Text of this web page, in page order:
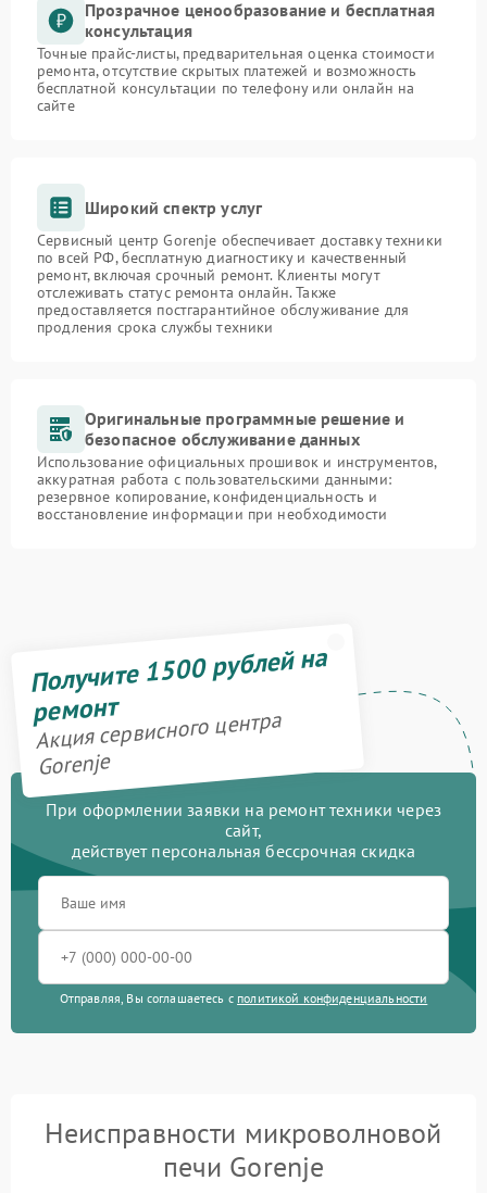
Прозрачное ценообразование и бесплатная
консультация
Точные прайс-листы, предварительная оценка стоимости
ремонта, отсутствие скрытых платежей и возможность
бесплатной консультации по телефону или онлайн на
сайте
Широкий спектр услуг
Сервисный центр Gorenje обеспечивает доставку техники
по всей РФ, бесплатную диагностику и качественный
ремонт, включая срочный ремонт. Клиенты могут
отслеживать статус ремонта онлайн. Также
предоставляется постгарантийное обслуживание для
продления срока службы техники
Оригинальные программные решение и
безопасное обслуживание данных
Использование официальных прошивок и инструментов,
аккуратная работа с пользовательскими данными:
резервное копирование, конфиденциальность и
восстановление информации при необходимости
Получите 1500 рублей на
ремонт
Акция сервисного центра
Gorenje
При оформлении заявки на ремонт техники через
сайт,
действует персональная бессрочная скидка
Отправляя, Вы соглашаетесь с политикой конфиденциальности
Неисправности микроволновой
печи Gorenje